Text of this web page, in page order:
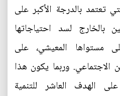
تعتمد بالدرجة الأكبر على
بالخارج لسد احتياجاتها
مستواها المعيشي، على
الاجتماعي. وربما يكون هذا
الهدف العاشر للتنمية